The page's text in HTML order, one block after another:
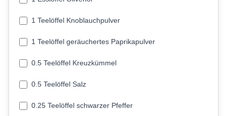
1 Teelöffel Knoblauchpulver
1 Teelöffel geräuchertes Paprikapulver
0.5 Teelöffel Kreuzkümmel
0.5 Teelöffel Salz
0.25 Teelöffel schwarzer Pfeffer